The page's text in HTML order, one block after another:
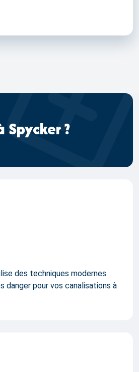
?
des techniques modernes
danger pour vos canalisations à